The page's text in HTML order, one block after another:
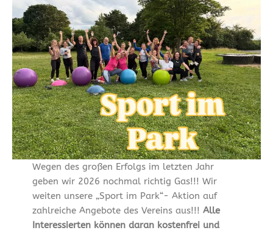
Wegen des großen Erfolgs im letzten Jahr
geben wir 2026 nochmal richtig Gas!!! Wir
weiten unsere „Sport im Park“- Aktion auf
zahlreiche Angebote des Vereins aus!!! Alle
Interessierten können daran kostenfrei und